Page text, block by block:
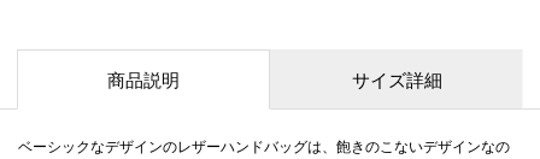
商品説明 サイズ詳細
ベーシックなデザインのレザーハンドバッグは、飽きのこないデザインなの